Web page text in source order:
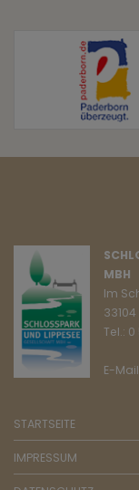
MBH
Im
Tel.: 0
E-
STARTSEITE
IMPRESSUM